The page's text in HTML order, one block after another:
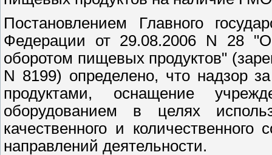
Постановлением Главного
Федерации от 29.08.2006 N 28
оборотом пищевых продуктов"
N 8199) определено, что надзор
продуктами, оснащение
оборудованием в целях
качественного и
направлений деятельности.